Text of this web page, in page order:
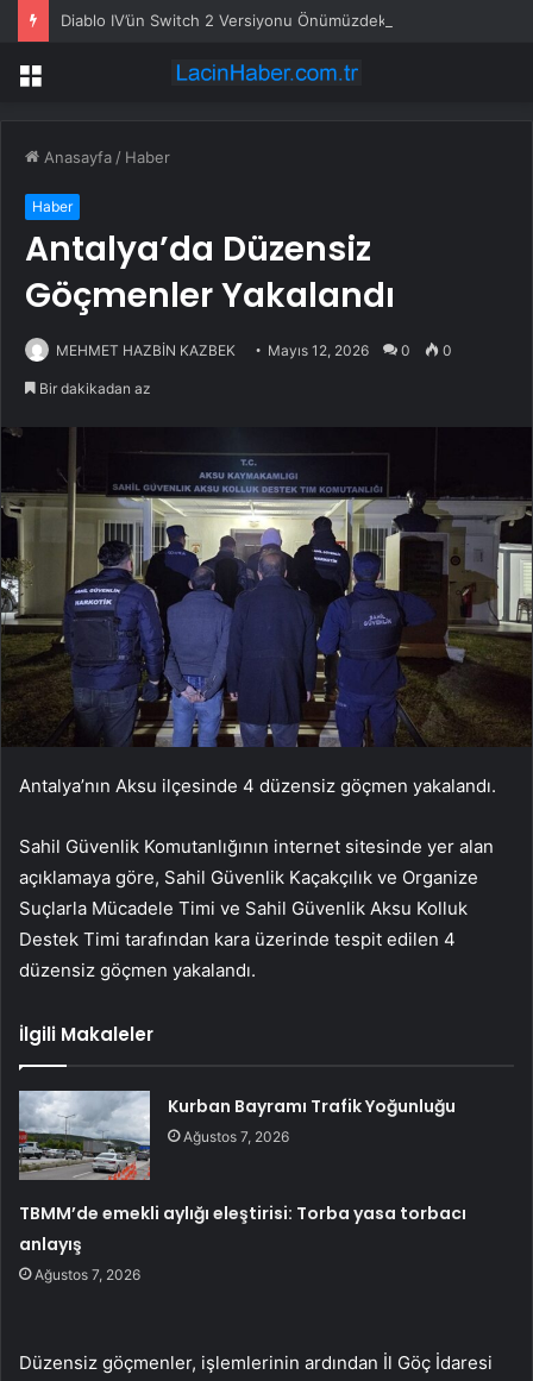
Diablo IV’ün Switch 2 Versiyonu Önümüzdeki Ay Gelebilir
Menü
Anasayfa / Haber
Haber
Antalya’da Düzensiz
Göçmenler Yakalandı
MEHMET HAZBİN KAZBEK Mayıs 12, 2026 0 0
Bir dakikadan az
Antalya’nın Aksu ilçesinde 4 düzensiz göçmen yakalandı.
Sahil Güvenlik Komutanlığının internet sitesinde yer alan
açıklamaya göre, Sahil Güvenlik Kaçakçılık ve Organize
Suçlarla Mücadele Timi ve Sahil Güvenlik Aksu Kolluk
Destek Timi tarafından kara üzerinde tespit edilen 4
düzensiz göçmen yakalandı.
İlgili Makaleler
Kurban Bayramı Trafik Yoğunluğu
Ağustos 7, 2026
TBMM’de emekli aylığı eleştirisi: Torba yasa torbacı
anlayış
Ağustos 7, 2026
Düzensiz göçmenler, işlemlerinin ardından İl Göç İdaresi